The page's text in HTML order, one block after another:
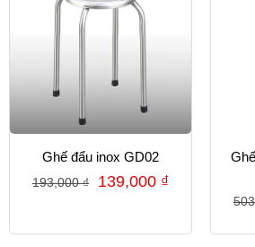
Ghế đẩu inox GD02
193,000₫ 139,000 ₫